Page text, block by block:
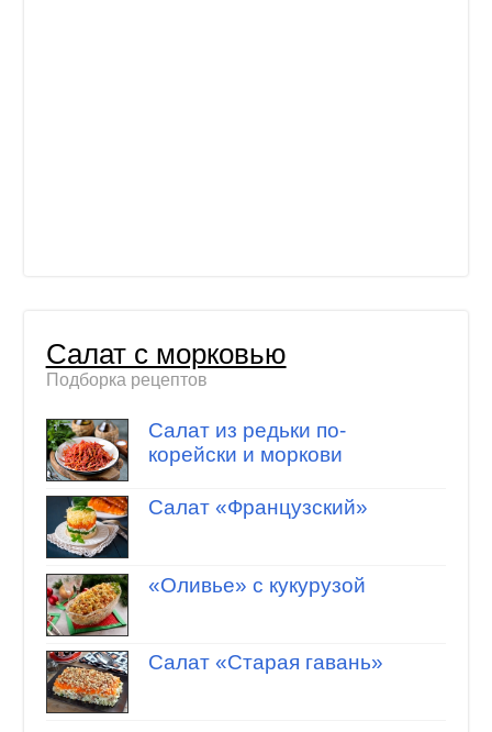
Салат с морковью
Подборка рецептов
Салат из редьки по-
корейски и моркови
Салат «Французский»
«Оливье» с кукурузой
Салат «Старая гавань»